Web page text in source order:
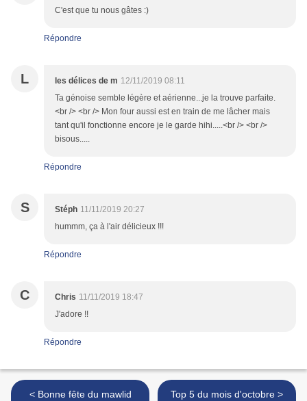
C'est que tu nous gâtes :)
Répondre
L les délices de m 12/11/2019 08:11
Ta génoise semble légère et aérienne...je la trouve parfaite.
<br /> <br /> Mon four aussi est en train de me lâcher mais
tant qu'il fonctionne encore je le garde hihi.....<br /> <br />
bisous.....
Répondre
S Stéph 11/11/2019 20:27
hummm, ça à l'air délicieux !!!
Répondre
C Chris 11/11/2019 18:47
J'adore !!
Répondre
< Bonne fête du mawlid
Top 5 du mois d'octobre >